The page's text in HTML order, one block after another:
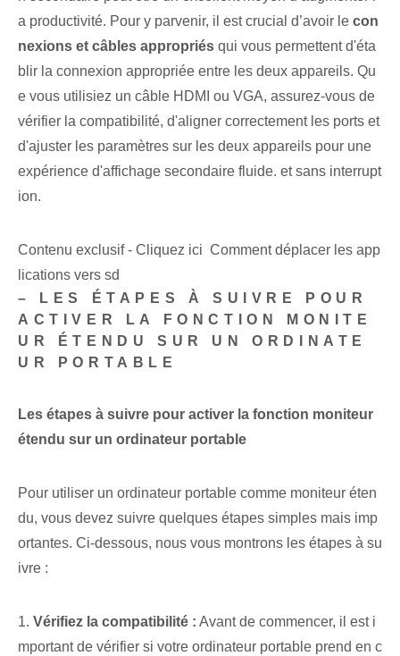
a productivité. ⁤Pour y parvenir, il est crucial d’avoir ⁤le con
nexions et câbles appropriés qui vous permettent d'éta
blir la connexion appropriée entre les deux appareils. Qu
e vous utilisiez un câble HDMI ou VGA, assurez-vous de
vérifier la compatibilité, d'aligner correctement les ports et
d'ajuster les paramètres sur les deux appareils pour une
expérience d'affichage secondaire fluide. et sans interrupt
ion.
Contenu exclusif - Cliquez ici Comment déplacer les app
lications vers sd
– LES ÉTAPES À SUIVRE POUR
ACTIVER LA FONCTION MONITE
UR ÉTENDU SUR UN ORDINATE
UR PORTABLE
Les ‌étapes⁤ à suivre pour ⁣activer la fonction moniteur
étendu sur un ordinateur portable
Pour utiliser un ordinateur portable comme moniteur éten
du, vous devez suivre quelques étapes simples mais imp
ortantes. Ci-dessous, nous vous montrons les étapes à su
ivre :
1. Vérifiez la compatibilité : Avant de commencer, il est i
mportant de vérifier si votre ordinateur portable prend en c